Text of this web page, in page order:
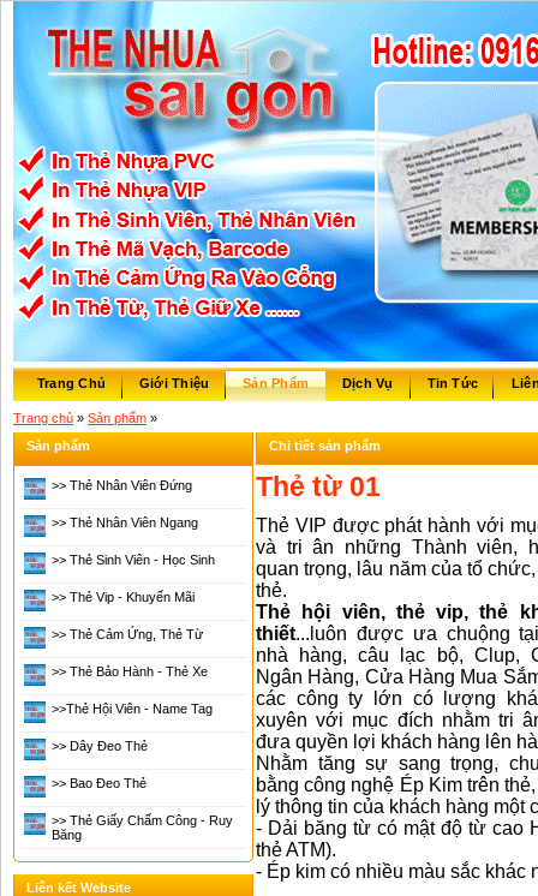
Trang Chủ Giới Thiệu Sản Phẩm Dịch Vụ Tin Tức
Trang chủ » Sản phẩm »
Chi tiết sản phẩm
Thẻ từ 01
Thẻ VIP được phát hành với
và tri ân những Thành viên,
quan trọng, lâu năm của tổ
thẻ.
Thẻ hội viên, thẻ vip, thẻ
thiết...luôn được ưa chuộng
nhà hàng, câu lạc bộ, Clup,
Ngân Hàng, Cửa Hàng Mua
các công ty lớn có lượng
xuyên với mục đích nhằm tri
đưa quyền lợi khách hàng lên
Nhằm tăng sự sang trọng,
bằng công nghệ Ép Kim trên
lý thông tin của khách hàng một
- Dải băng từ có mật độ từ cao
thẻ ATM).
- Ép kim có nhiều màu sắc khác
Sản phẩm
>> Thẻ Nhân Viên Đứng
>> Thẻ Nhân Viên Ngang
>> Thẻ Sinh Viên - Học Sinh
>> Thẻ Vip - Khuyến Mãi
>> Thẻ Cảm Ứng, Thẻ Từ
>> Thẻ Bảo Hành - Thẻ Xe
>>thẻ Hội Viên - Name Tag
>> Dây Đeo Thẻ
>> Bao Đeo Thẻ
>> Thẻ Giấy Chấm Công - Ruy
Băng
Liên kết Website